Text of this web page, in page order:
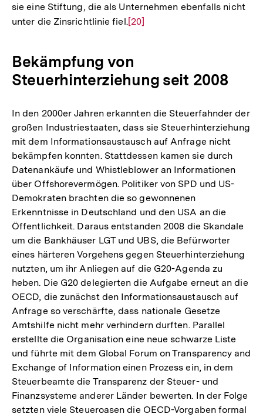
sie eine Stiftung, die als Unternehmen ebenfalls nicht
unter die Zinsrichtlinie fiel.Zur
Fußnote
[20]
Bekämpfung von
Steuerhinterziehung seit 2008
In den 2000er Jahren erkannten die Steuerfahnder der
großen Industriestaaten, dass sie Steuerhinterziehung
mit dem Informationsaustausch auf Anfrage nicht
bekämpfen konnten. Stattdessen kamen sie durch
Datenankäufe und Whistleblower an Informationen
über Offshorevermögen. Politiker von SPD und US-
Demokraten brachten die so gewonnenen
Erkenntnisse in Deutschland und den USA an die
Öffentlichkeit. Daraus entstanden 2008 die Skandale
um die Bankhäuser LGT und UBS, die Befürworter
eines härteren Vorgehens gegen Steuerhinterziehung
nutzten, um ihr Anliegen auf die G20-Agenda zu
heben. Die G20 delegierten die Aufgabe erneut an die
OECD, die zunächst den Informationsaustausch auf
Anfrage so verschärfte, dass nationale Gesetze
Amtshilfe nicht mehr verhindern durften. Parallel
erstellte die Organisation eine neue schwarze Liste
und führte mit dem Global Forum on Transparency and
Exchange of Information einen Prozess ein, in dem
Steuerbeamte die Transparenz der Steuer- und
Finanzsysteme anderer Länder bewerten. In der Folge
setzten viele Steueroasen die OECD-Vorgaben formal